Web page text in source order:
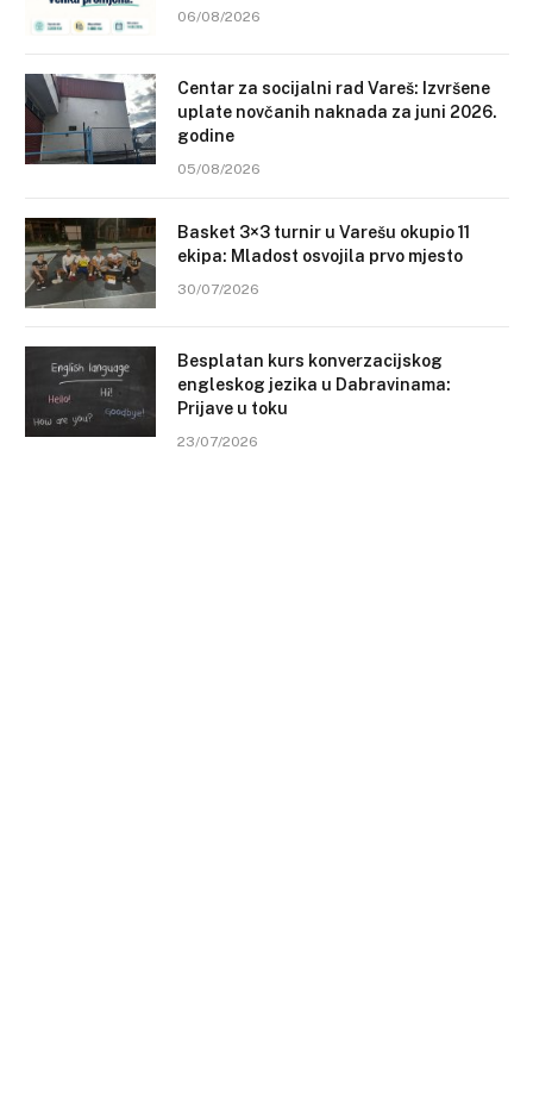
06/08/2026
Centar za socijalni rad Vareš: Izvršene
uplate novčanih naknada za juni 2026.
godine
05/08/2026
Basket 3×3 turnir u Varešu okupio 11
ekipa: Mladost osvojila prvo mjesto
30/07/2026
Besplatan kurs konverzacijskog
engleskog jezika u Dabravinama:
Prijave u toku
23/07/2026